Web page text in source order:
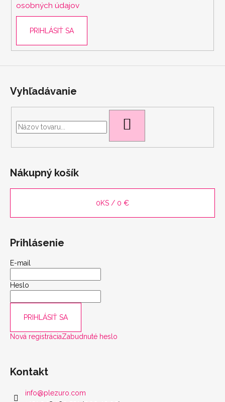
osobných údajov
PRIHLÁSIŤ SA
Vyhľadávanie
Nákupný košík
0KS / 0 €
Prihlásenie
E-mail
Heslo
PRIHLÁSIŤ SA
Nová registráciaZabudnuté heslo
Kontakt
info@plezuro.com